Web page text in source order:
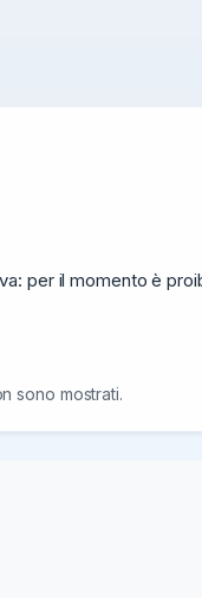
per il momento è
sono mostrati.